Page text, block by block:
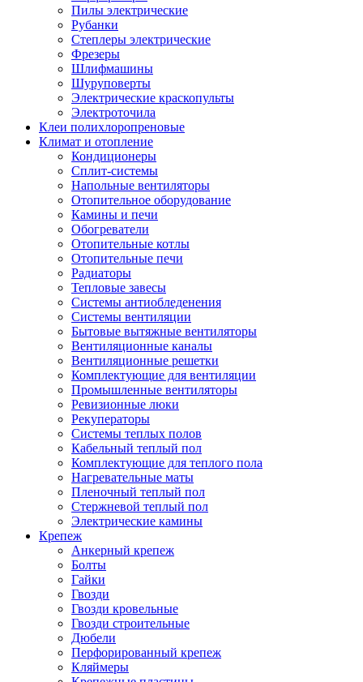
Пилы электрические
Рубанки
Степлеры электрические
Фрезеры
Шлифмашины
Шуруповерты
Электрические краскопульты
Электроточила
Клеи полихлоропреновые
Климат и отопление
Кондиционеры
Сплит-системы
Напольные вентиляторы
Отопительное оборудование
Камины и печи
Обогреватели
Отопительные котлы
Отопительные печи
Радиаторы
Тепловые завесы
Системы антиобледенения
Системы вентиляции
Бытовые вытяжные вентиляторы
Вентиляционные каналы
Вентиляционные решетки
Комплектующие для вентиляции
Промышленные вентиляторы
Ревизионные люки
Рекуператоры
Системы теплых полов
Кабельный теплый пол
Комплектующие для теплого пола
Нагревательные маты
Пленочный теплый пол
Стержневой теплый пол
Электрические камины
Крепеж
Анкерный крепеж
Болты
Гайки
Гвозди
Гвозди кровельные
Гвозди строительные
Дюбели
Перфорированный крепеж
Кляймеры